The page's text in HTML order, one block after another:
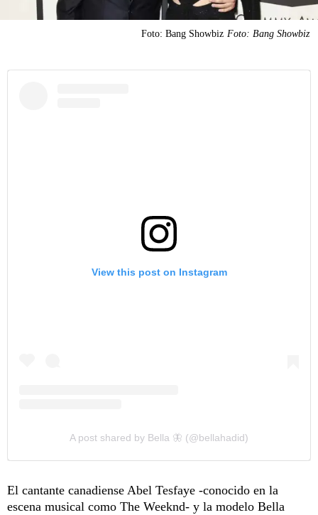
Foto: Bang Showbiz Foto: Bang Showbiz
View this post on Instagram
A post shared by Bella 🦋 (@bellahadid)
El cantante canadiense Abel Tesfaye -conocido en la
escena musical como The Weeknd- y la modelo Bella